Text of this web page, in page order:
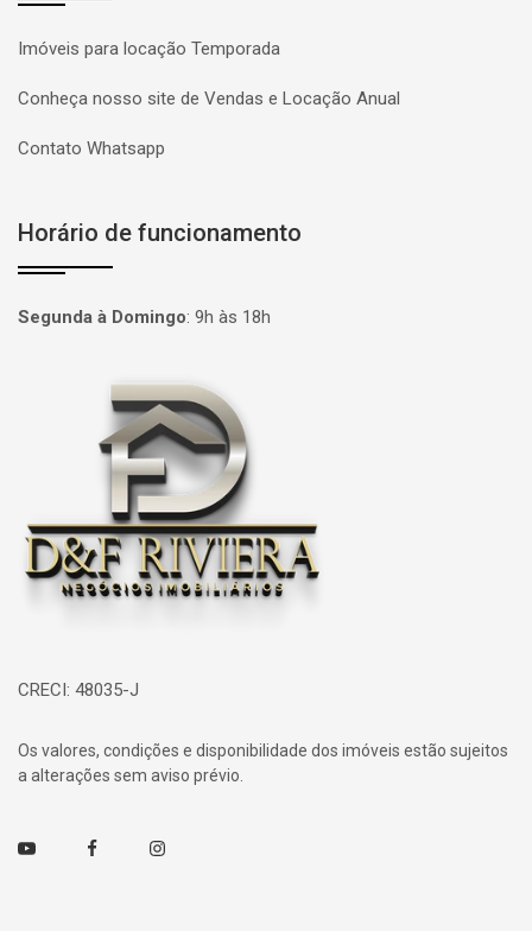
Imóveis para locação Temporada
Conheça nosso site de Vendas e Locação Anual
Contato Whatsapp
Horário de funcionamento
Segunda à Domingo: 9h às 18h
Página inicial
CRECI: 48035-J
Os valores, condições e disponibilidade dos imóveis estão sujeitos
a alterações sem aviso prévio.
Youtube FacebookInstagram